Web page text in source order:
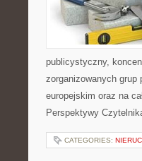
publicystyczny,
zorganizowanych
europejskim oraz na
Perspektywy
CATEGORIES: